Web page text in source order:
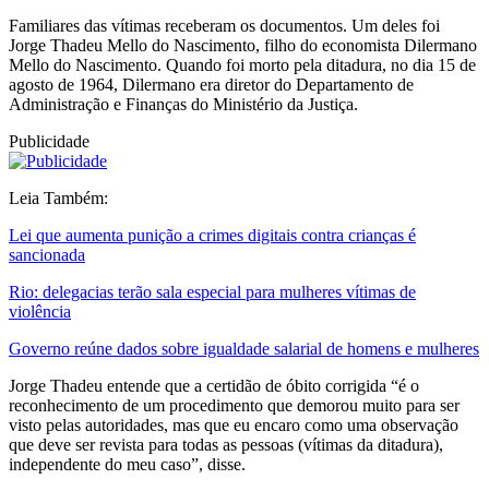
Familiares das vítimas receberam os documentos. Um deles foi
Jorge Thadeu Mello do Nascimento, filho do economista Dilermano
Mello do Nascimento. Quando foi morto pela ditadura, no dia 15 de
agosto de 1964, Dilermano era diretor do Departamento de
Administração e Finanças do Ministério da Justiça.
Publicidade
Leia Também:
Lei que aumenta punição a crimes digitais contra crianças é
sancionada
Rio: delegacias terão sala especial para mulheres vítimas de
violência
Governo reúne dados sobre igualdade salarial de homens e mulheres
Jorge Thadeu entende que a certidão de óbito corrigida “é o
reconhecimento de um procedimento que demorou muito para ser
visto pelas autoridades, mas que eu encaro como uma observação
que deve ser revista para todas as pessoas (vítimas da ditadura),
independente do meu caso”, disse.